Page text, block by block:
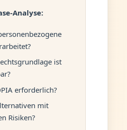
Analyse:
ist
erforderlich?
mit
Risiken?